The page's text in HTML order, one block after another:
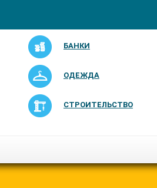
БАНКИ
ОДЕЖДА
СТРОИТЕЛЬСТВО